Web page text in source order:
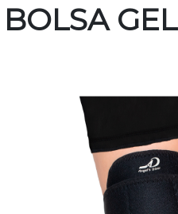
BOLSA GEL